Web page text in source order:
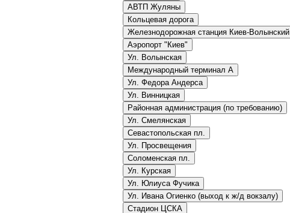
АВТП Жуляны
Кольцевая дорога
Железнодорожная станция Киев-Волынский
Аэропорт "Киев"
Ул. Волынская
Международный терминал A
Ул. Федора Андерса
Ул. Винницкая
Районная администрация (по требованию)
Ул. Смелянская
Севастопольская пл.
Ул. Просвещения
Соломенская пл.
Ул. Курская
Ул. Юлиуса Фучика
Ул. Ивана Огиенко (выход к ж/д вокзалу)
Стадион ЦСКА